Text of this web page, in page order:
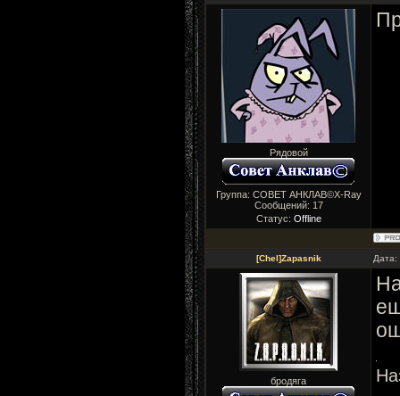
Рядовой
Группа: СОВЕТ АНКЛАВ©X-Ray
Сообщений: 17
Статус: Offline
[Chel]Zapasnik
бродяга